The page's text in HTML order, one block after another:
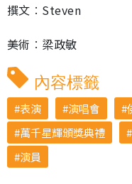
撰文︰Steven
美術︰梁政敏
內容標籤
表演 演唱會
萬千星輝頒獎典禮
演員